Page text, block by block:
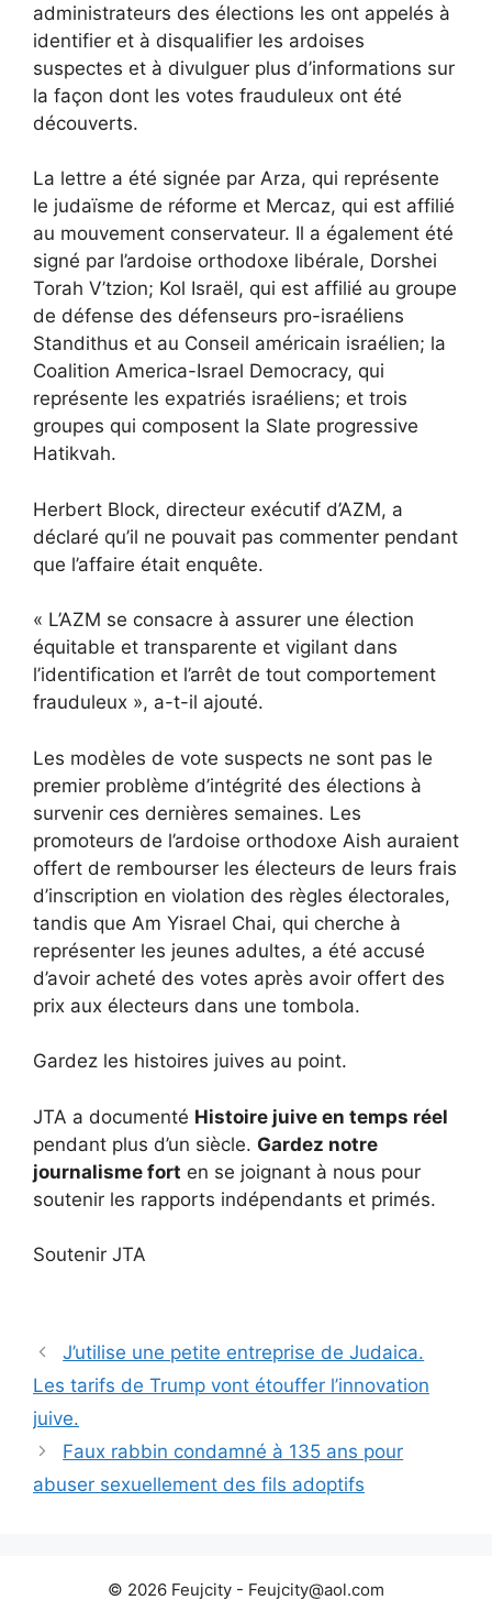
administrateurs des élections les ont appelés à
identifier et à disqualifier les ardoises
suspectes et à divulguer plus d’informations sur
la façon dont les votes frauduleux ont été
découverts.
La lettre a été signée par Arza, qui représente
le judaïsme de réforme et Mercaz, qui est affilié
au mouvement conservateur. Il a également été
signé par l’ardoise orthodoxe libérale, Dorshei
Torah V’tzion; Kol Israël, qui est affilié au groupe
de défense des défenseurs pro-israéliens
Standithus et au Conseil américain israélien; la
Coalition America-Israel Democracy, qui
représente les expatriés israéliens; et trois
groupes qui composent la Slate progressive
Hatikvah.
Herbert Block, directeur exécutif d’AZM, a
déclaré qu’il ne pouvait pas commenter pendant
que l’affaire était enquête.
« L’AZM se consacre à assurer une élection
équitable et transparente et vigilant dans
l’identification et l’arrêt de tout comportement
frauduleux », a-t-il ajouté.
Les modèles de vote suspects ne sont pas le
premier problème d’intégrité des élections à
survenir ces dernières semaines. Les
promoteurs de l’ardoise orthodoxe Aish auraient
offert de rembourser les électeurs de leurs frais
d’inscription en violation des règles électorales,
tandis que Am Yisrael Chai, qui cherche à
représenter les jeunes adultes, a été accusé
d’avoir acheté des votes après avoir offert des
prix aux électeurs dans une tombola.
Gardez les histoires juives au point.
JTA a documenté Histoire juive en temps réel
pendant plus d’un siècle. Gardez notre
journalisme fort en se joignant à nous pour
soutenir les rapports indépendants et primés.
Soutenir JTA
J’utilise une petite entreprise de Judaica.
Les tarifs de Trump vont étouffer l’innovation
juive.
Faux rabbin condamné à 135 ans pour
abuser sexuellement des fils adoptifs
© 2026 Feujcity - Feujcity@aol.com